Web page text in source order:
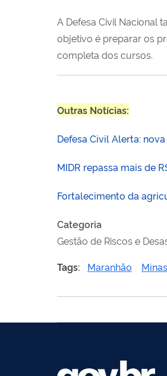
A Defesa Civil Nacional
objetivo é preparar os
completa dos cursos.
Outras Notícias:
Defesa Civil Alerta:
MIDR repassa mais de
Fortalecimento da
Categoria
Gestão de Riscos e
Tags:
Maranhão